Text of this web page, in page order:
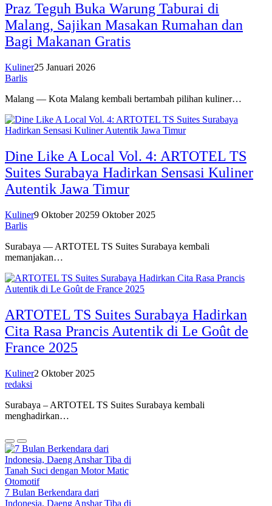
Praz Teguh Buka Warung Taburai di
Malang, Sajikan Masakan Rumahan dan
Bagi Makanan Gratis
Kuliner25 Januari 2026
Barlis
Malang — Kota Malang kembali bertambah pilihan kuliner…
Dine Like A Local Vol. 4: ARTOTEL TS
Suites Surabaya Hadirkan Sensasi Kuliner
Autentik Jawa Timur
Kuliner9 Oktober 20259 Oktober 2025
Barlis
Surabaya — ARTOTEL TS Suites Surabaya kembali
memanjakan…
ARTOTEL TS Suites Surabaya Hadirkan
Cita Rasa Prancis Autentik di Le Goût de
France 2025
Kuliner2 Oktober 2025
redaksi
Surabaya – ARTOTEL TS Suites Surabaya kembali
menghadirkan…
Otomotif
7 Bulan Berkendara dari
Indonesia, Daeng Anshar Tiba di